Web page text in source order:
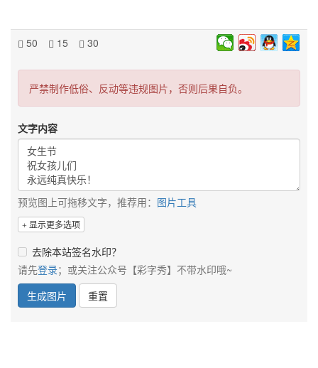
50 15 30
严禁制作低俗、反动等违规图片，否则后果自负。
文字内容
预览图上可拖移文字，推荐用： 图片工具
显示更多选项
去除本站签名水印？
请先登录；或关注公众号【彩字秀】不带水印哦~
生成图片
重置